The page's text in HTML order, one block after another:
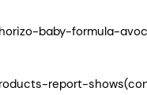
baby-formula-
report-